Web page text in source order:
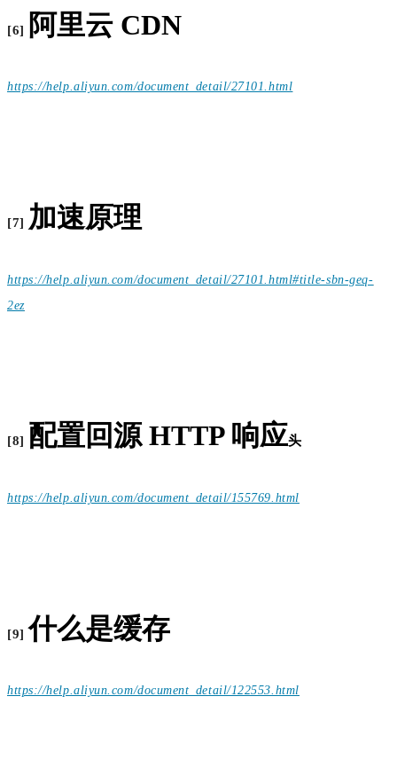
[6] 阿里云 CDN
https://help.aliyun.com/document_detail/27101.html
[7] 加速原理
https://help.aliyun.com/document_detail/27101.html#title-sbn-geq-
2ez
[8] 配置回源 HTTP 响应头
https://help.aliyun.com/document_detail/155769.html
[9] 什么是缓存
https://help.aliyun.com/document_detail/122553.html